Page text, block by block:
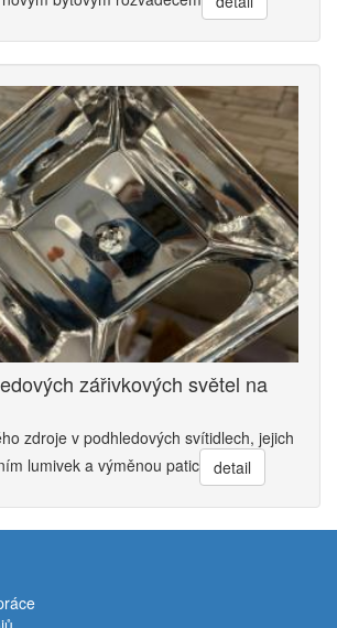
zářivkových světel na
zdroje v podhledových svítidlech, jejich
lumivek a výměnou patic
detail